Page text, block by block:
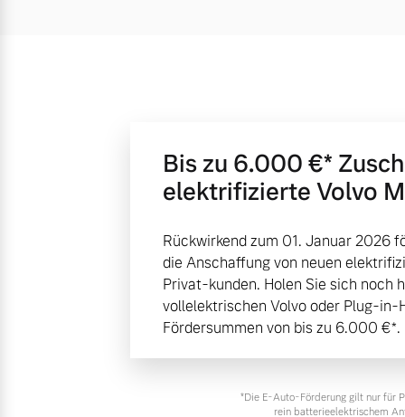
Bis zu 6.000 €⁠*
elektrifizierte Volvo
Rückwirkend zum 01. Januar 2026
die Anschaffung von neuen
Privat-kunden. Holen Sie sich noch
vollelektrischen Volvo oder Plug-in-
Fördersummen von bis zu 6.000 €⁠*.
*Die E‑Auto-Förderung gilt nur für
rein batterieelektrischem